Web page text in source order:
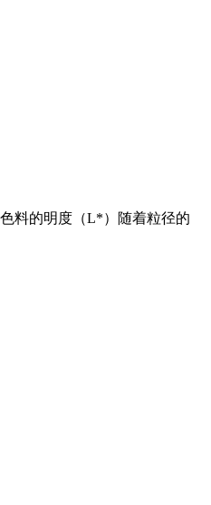
料的明度（L*）随着粒径的